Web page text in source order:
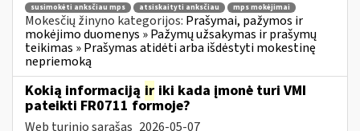
susimokėti anksčiau mps atsiskaityti anksčiau mps mokėjimai
Mokesčių žinyno kategorijos: Prašymai, pažymos ir
mokėjimo duomenys » Pažymų užsakymas ir prašymų
teikimas » Prašymas atidėti arba išdėstyti mokestinę
nepriemoką
Kokią informaciją ir iki kada įmonė turi VMI
pateikti FR0711 formoje?
Web turinio sąrašas 2026-05-07